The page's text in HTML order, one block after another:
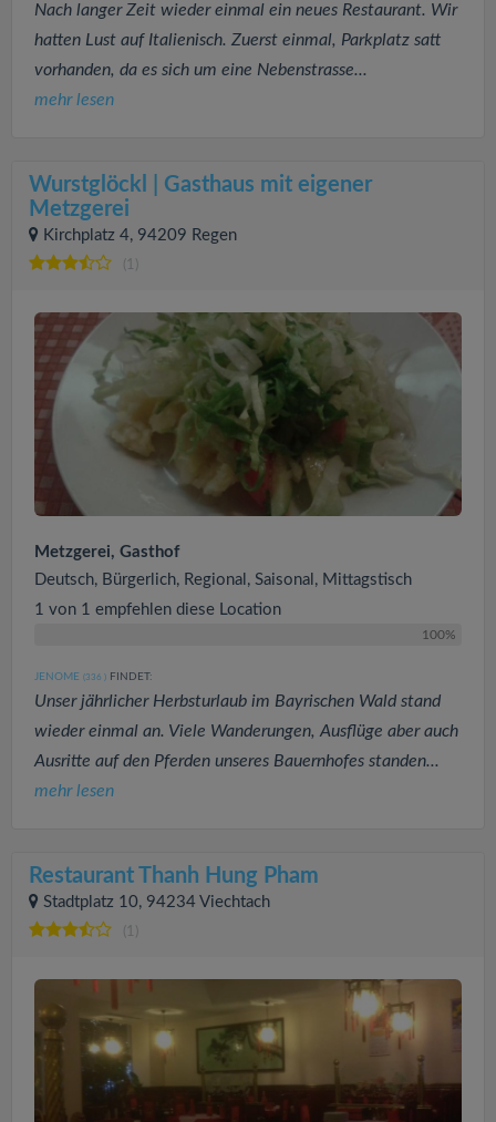
Nach langer Zeit wieder einmal ein neues Restaurant. Wir
hatten Lust auf Italienisch. Zuerst einmal, Parkplatz satt
vorhanden, da es sich um eine Nebenstrasse...
mehr lesen
Wurstglöckl | Gasthaus mit eigener
Metzgerei
Kirchplatz 4, 94209 Regen
(1)
Metzgerei, Gasthof
Deutsch, Bürgerlich, Regional, Saisonal, Mittagstisch
1 von 1 empfehlen diese Location
100%
JENOME (336 ) FINDET:
Unser jährlicher Herbsturlaub im Bayrischen Wald stand
wieder einmal an. Viele Wanderungen, Ausflüge aber auch
Ausritte auf den Pferden unseres Bauernhofes standen...
mehr lesen
Restaurant Thanh Hung Pham
Stadtplatz 10, 94234 Viechtach
(1)